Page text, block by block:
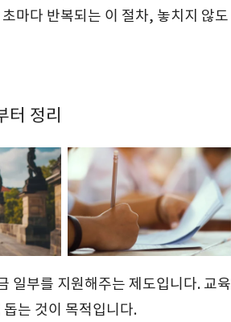
마다 반복되는 이 절차, 놓치지 않도
터 정리
일부를 지원해주는 제도입니다. 교육
는 것이 목적입니다.